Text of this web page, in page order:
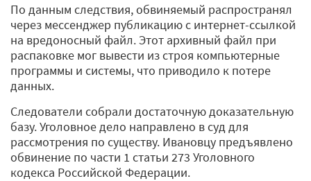
По данным следствия, обвиняемый распространял
через мессенджер публикацию с интернет-ссылкой
на вредоносный файл. Этот архивный файл при
распаковке мог вывести из строя компьютерные
программы и системы, что приводило к потере
данных.
Следователи собрали достаточную доказательную
базу. Уголовное дело направлено в суд для
рассмотрения по существу. Ивановцу предъявлено
обвинение по части 1 статьи 273 Уголовного
кодекса Российской Федерации.